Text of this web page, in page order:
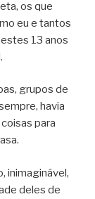
os que
eu e tantos
13 anos
grupos de
havia
para
inimaginável,
deles de